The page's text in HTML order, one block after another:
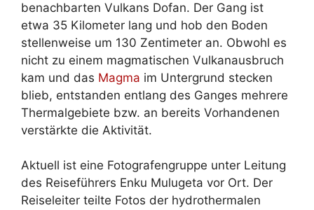
benachbarten Vulkans Dofan. Der Gang ist
etwa 35 Kilometer lang und hob den Boden
stellenweise um 130 Zentimeter an. Obwohl es
nicht zu einem magmatischen Vulkanausbruch
kam und das Magma im Untergrund stecken
blieb, entstanden entlang des Ganges mehrere
Thermalgebiete bzw. an bereits Vorhandenen
verstärkte die Aktivität.
Aktuell ist eine Fotografengruppe unter Leitung
des Reiseführers Enku Mulugeta vor Ort. Der
Reiseleiter teilte Fotos der hydrothermalen